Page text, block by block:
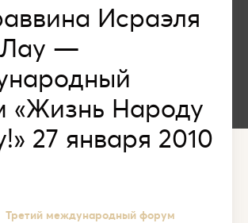
Исраэля
—
«Жизнь Народу
27 января 2010
Третий международный форум